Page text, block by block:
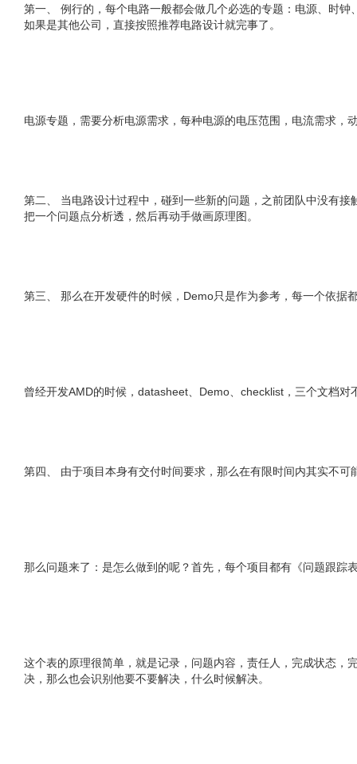
第一、 例行的，每个电路一般都会做几个必选的专题：电源、时
如果是其他公司，直接按照推荐电路设计就完事了。
电源专题，需要分析电源需求，每种电源的电压范围，电流需求
第二、 当电路设计过程中，碰到一些新的问题，之前团队中没有
把一个问题点分析透，然后再动手做画原理图。
第三、 那么在开发硬件的时候，Demo只是作为参考，每一个依
曾经开发AMD的时候，datasheet、Demo、checklist，三个文档
第四、 由于项目本身有交付时间要求，那么在有限时间内其实不可
那么问题来了：是怎么做到的呢？首先，每个项目都有《问题跟
这个表的原理很简单，就是记录，问题内容，责任人，完成状态
决，那么也会识别他要不要解决，什么时候解决。